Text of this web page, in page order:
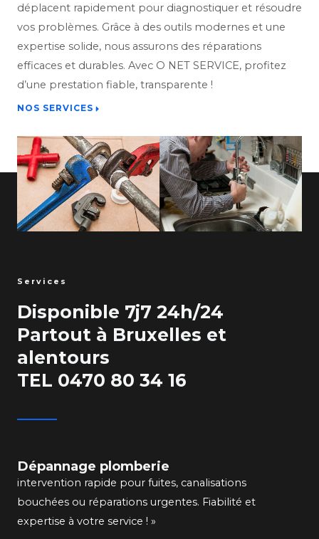
déplacent rapidement pour diagnostiquer et résoudre
vos problèmes. Grâce à des outils modernes et une
expertise solide, nous assurons des réparations
efficaces et durables. Avec O NET SERVICE, profitez
d’une prestation fiable, transparente !
NOS SERVICES
Services
Disponible 7j7 24h/24
Partout à Bruxelles et
alentours
TEL 0470 80 34 16
Dépannage plomberie
intervention rapide pour fuites, canalisations
bouchées ou réparations urgentes. Fiabilité et
expertise à votre service ! »